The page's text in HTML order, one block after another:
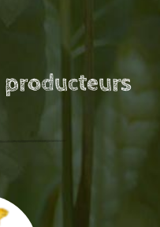
producteurs